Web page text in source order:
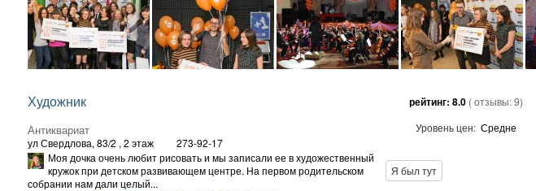
Художник
Антиквариат
ул Свердлова, 83/2 , 2 этаж 273-92-17
рейтинг: 8.0 ( отзывы:9)
Уровень цен: Средне
Моя дочка очень любит рисовать и мы записали ее в художественный
кружок при детском развивающем центре. На первом родительском
собрании нам дали целый...
Я был тут